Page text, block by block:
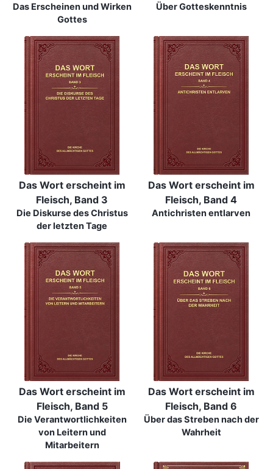
Das Erscheinen und Wirken
Gottes
Über Gotteskenntnis
Das Wort erscheint im
Fleisch, Band 3
Die Diskurse des Christus
der letzten Tage
Das Wort erscheint im
Fleisch, Band 4
Antichristen entlarven
Das Wort erscheint im
Fleisch, Band 5
Die Verantwortlichkeiten
von Leitern und
Mitarbeitern
Das Wort erscheint im
Fleisch, Band 6
Über das Streben nach der
Wahrheit